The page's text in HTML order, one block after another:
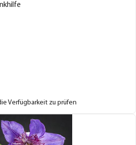
Verfügbarkeit zu prüfen